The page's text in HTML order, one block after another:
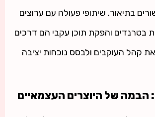
בתיאור. שיתופי פעולה עם ערוצים
בטרנדים והפקת תוכן עקבי הם דרכים
קהל העוקבים ולבסס נוכחות יציבה
הבמה של היוצרים העצמאיים